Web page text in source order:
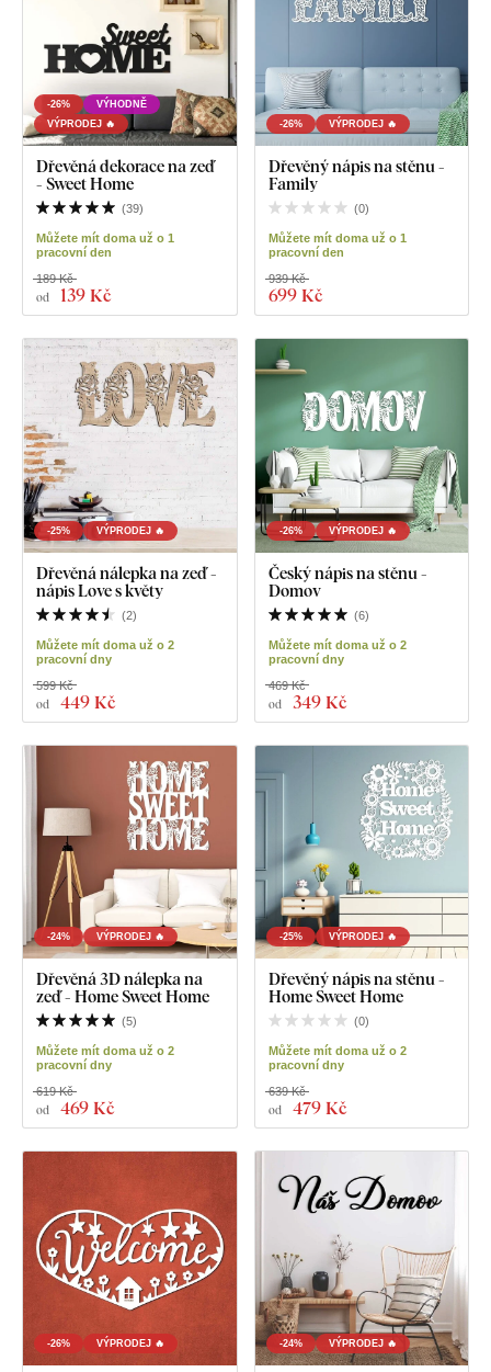
-26%
VÝHODNĚ
VÝPRODEJ 🔥
Dřevěná dekorace na zeď
- Sweet Home
(39)
Můžete mít doma už o 1
pracovní den
od 139 Kč
189 Kč
-26% VÝPRODEJ 🔥
Dřevěný nápis na stěnu -
Family
(0)
Můžete mít doma už o 1
pracovní den
699 Kč
939 Kč
-25% VÝPRODEJ 🔥
Dřevěná nálepka na zeď -
nápis Love s květy
(2)
Můžete mít doma už o 2
pracovní dny
od 449 Kč
599 Kč
-26% VÝPRODEJ 🔥
Český nápis na stěnu -
Domov
(6)
Můžete mít doma už o 2
pracovní dny
od 349 Kč
469 Kč
-24% VÝPRODEJ 🔥
Dřevěná 3D nálepka na
zeď - Home Sweet Home
(5)
Můžete mít doma už o 2
pracovní dny
od 469 Kč
619 Kč
-25% VÝPRODEJ 🔥
Dřevěný nápis na stěnu -
Home Sweet Home
(0)
Můžete mít doma už o 2
pracovní dny
od 479 Kč
639 Kč
-26% VÝPRODEJ 🔥 -24% VÝPRODEJ 🔥